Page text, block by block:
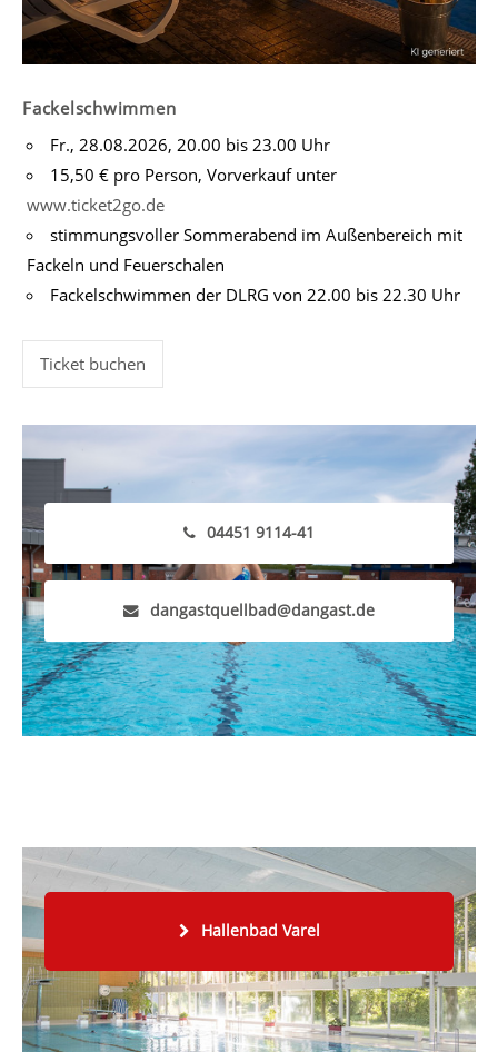
Fackelschwimmen
Fr., 28.08.2026, 20.00 bis 23.00 Uhr
15,50 € pro Person, Vorverkauf unter
www.ticket2go.de
stimmungsvoller Sommerabend im Außenbereich mit
Fackeln und Feuerschalen
Fackelschwimmen der DLRG von 22.00 bis 22.30 Uhr
Ticket buchen
04451 9114-41
dangastquellbad@dangast.de
Hallenbad Varel